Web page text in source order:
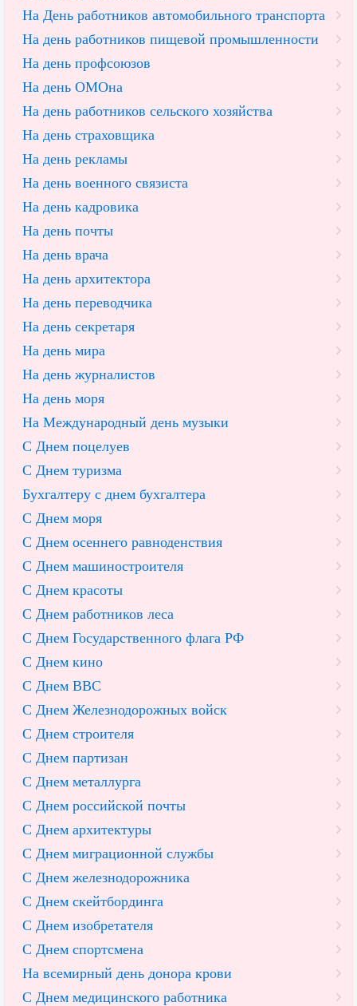
На День работников автомобильного транспорта
На день работников пищевой промышленности
На день профсоюзов
На день ОМОна
На день работников сельского хозяйства
На день страховщика
На день рекламы
На день военного связиста
На день кадровика
На день почты
На день врача
На день архитектора
На день переводчика
На день секретаря
На день мира
На день журналистов
На день моря
На Международный день музыки
С Днем поцелуев
С Днем туризма
Бухгалтеру с днем бухгалтера
С Днем моря
С Днем осеннего равноденствия
С Днем машиностроителя
С Днем красоты
С Днем работников леса
С Днем Государственного флага РФ
С Днем кино
С Днем ВВС
С Днем Железнодорожных войск
С Днем строителя
С Днем партизан
С Днем металлурга
С Днем российской почты
С Днем архитектуры
С Днем миграционной службы
С Днем железнодорожника
С Днем скейтбординга
С Днем изобретателя
С Днем спортсмена
На всемирный день донора крови
С Днем медицинского работника